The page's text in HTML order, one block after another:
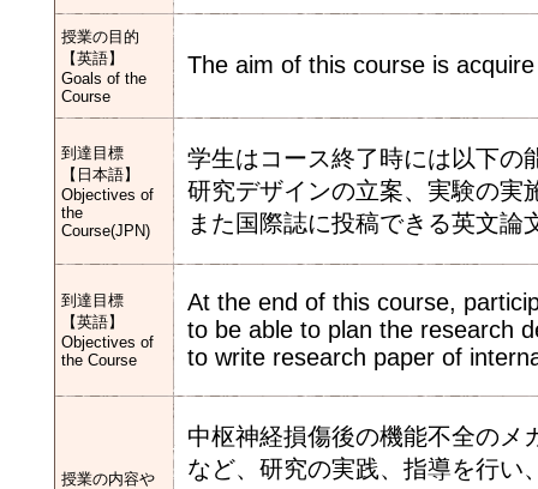
授業の目的
【英語】
Goals of the
Course
The aim of this course is
到達目標
【日本語】
Objectives of
the
Course(JPN)
学生はコース終了時には以下の
研究デザインの立案、実験の実
また国際誌に投稿できる英文論
到達目標
【英語】
Objectives of
the Course
At the end of this course,
to be able to plan the research
to write research paper of
授業の内容や
中枢神経損傷後の機能不全のメ
など、研究の実践、指導を行い